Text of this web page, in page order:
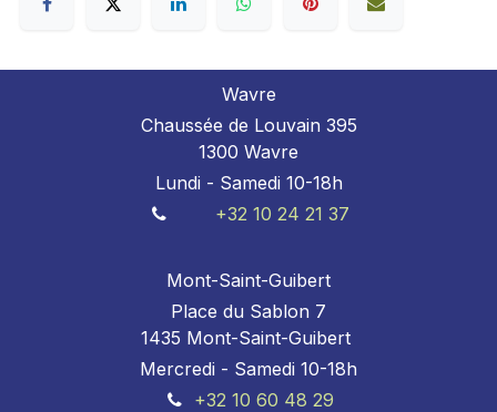
Wavre
Chaussée de Louvain 395
1300 Wavre
Lundi - Samedi 10-18h
+32 10 24 21 37
Mont-Saint-Guibert
Place du Sablon 7
1435 Mont-Saint-Guibert
Mercredi - Samedi 10-18h
+32 10 60 48 29